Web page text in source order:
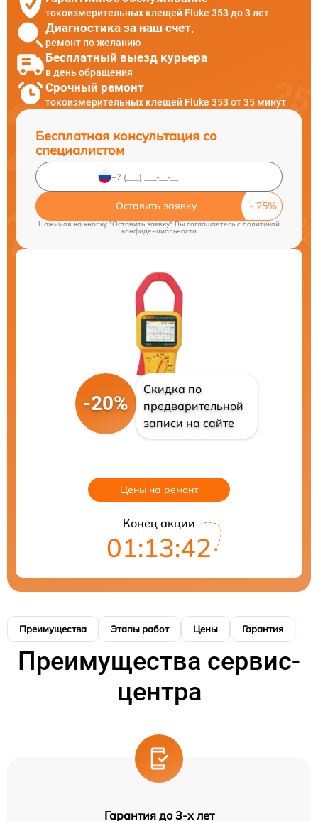
токоизмерительных клещей Fluke 353 до 3 лет
Диагностика за наш счет,
ремонт по желанию
Бесплатный выезд курьера
в день обращения
Срочный ремонт
токоизмерительных клещей Fluke 353 от 35 минут
Бесплатная консультация со
специалистом
Оставить заявку
Нажимая на кнопку "Оставить заявку" Вы соглашаетесь cполитикой
конфиденциальности
-20%
Скидка по
предварительной
записи на сайте
Цены на ремонт
Конец акции
01:13:41
Преимущества Этапы работ Цены Гарантия
Преимущества сервис-
центра
Гарантия до 3-х лет